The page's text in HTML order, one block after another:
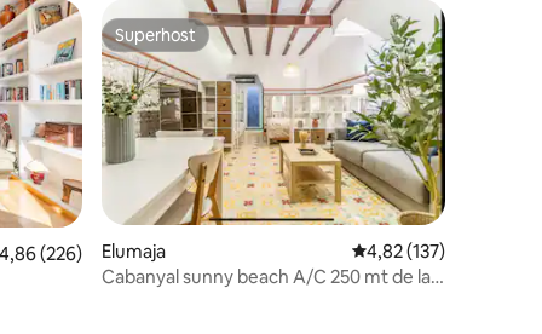
hinnang 4,86/5, 226 hinnangut
4,86 (226)
Superhost
Superhost
Elumaja Keskmine hinnang
4,82 (137)
Cabanyal sunny beach A/C 250 mt de la